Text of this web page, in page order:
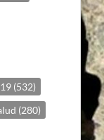
(532)
(280)